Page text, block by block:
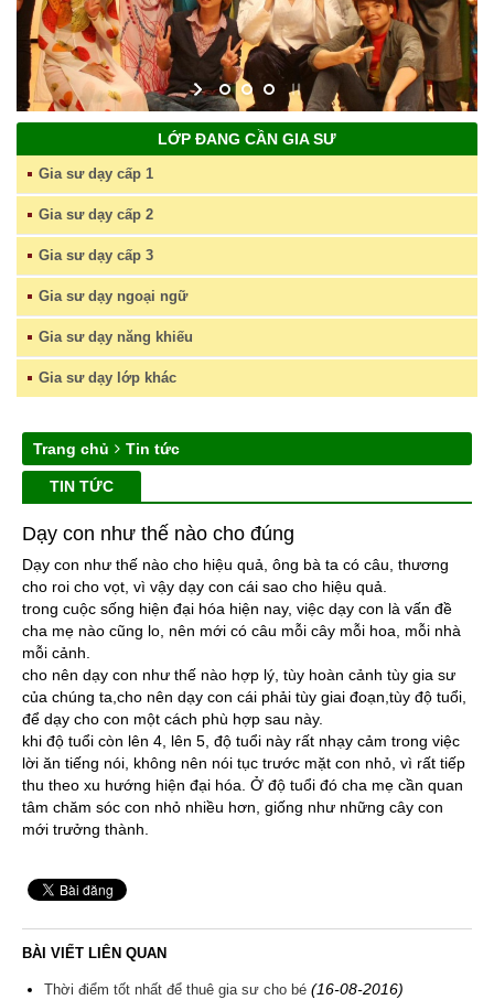
LỚP ĐANG CẦN GIA SƯ
Gia sư dạy cấp 1
Gia sư dạy cấp 2
Gia sư dạy cấp 3
Gia sư dạy ngoại ngữ
Gia sư dạy năng khiếu
Gia sư dạy lớp khác
Trang chủ Tin tức
TIN TỨC
Dạy con như thế nào cho đúng
Dạy con như thế nào cho hiệu quả, ông bà ta có câu, thương
cho roi cho vọt, vì vậy dạy con cái sao cho hiệu quả.
trong cuộc sống hiện đại hóa hiện nay, việc dạy con là vấn đề
cha mẹ nào cũng lo, nên mới có câu mỗi cây mỗi hoa, mỗi nhà
mỗi cảnh.
cho nên dạy con như thế nào hợp lý, tùy hoàn cảnh tùy gia sư
của chúng ta,cho nên dạy con cái phải tùy giai đoạn,tùy độ tuổi,
để dạy cho con một cách phù hợp sau này.
khi độ tuổi còn lên 4, lên 5, độ tuổi này rất nhạy cảm trong việc
lời ăn tiếng nói, không nên nói tục trước mặt con nhỏ, vì rất tiếp
thu theo xu hướng hiện đại hóa. Ở độ tuổi đó cha mẹ cần quan
tâm chăm sóc con nhỏ nhiều hơn, giống như những cây con
mới trưởng thành.
BÀI VIẾT LIÊN QUAN
Thời điểm tốt nhất để thuê gia sư cho bé (16-08-2016)